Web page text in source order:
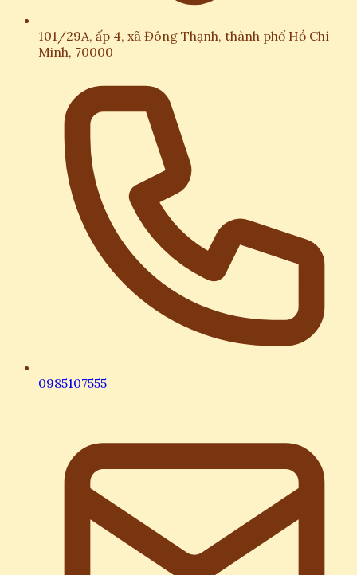
101/29A, ấp 4, xã Đông Thạnh, thành phố Hồ Chí
Minh, 70000
0985107555